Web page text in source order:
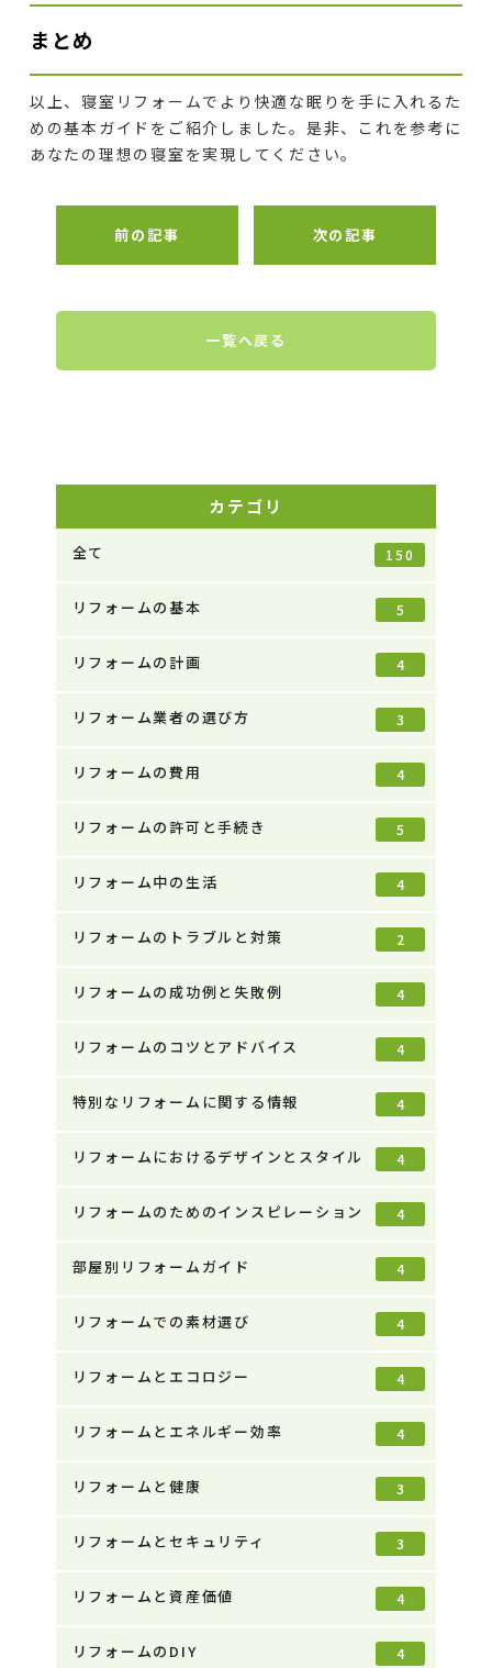
まとめ
以上、寝室リフォームでより快適な眠りを手に入れるた
めの基本ガイドをご紹介しました。是非、これを参考に
あなたの理想の寝室を実現してください。
前の記事 次の記事
一覧へ戻る
カテゴリ
全て 150
リフォームの基本 5
リフォームの計画 4
リフォーム業者の選び方 3
リフォームの費用 4
リフォームの許可と手続き 5
リフォーム中の生活 4
リフォームのトラブルと対策 2
リフォームの成功例と失敗例 4
リフォームのコツとアドバイス 4
特別なリフォームに関する情報 4
リフォームにおけるデザインとスタイル 4
リフォームのためのインスピレーション 4
部屋別リフォームガイド 4
リフォームでの素材選び 4
リフォームとエコロジー 4
リフォームとエネルギー効率 4
リフォームと健康 3
リフォームとセキュリティ 3
リフォームと資産価値 4
リフォームのDIY 4